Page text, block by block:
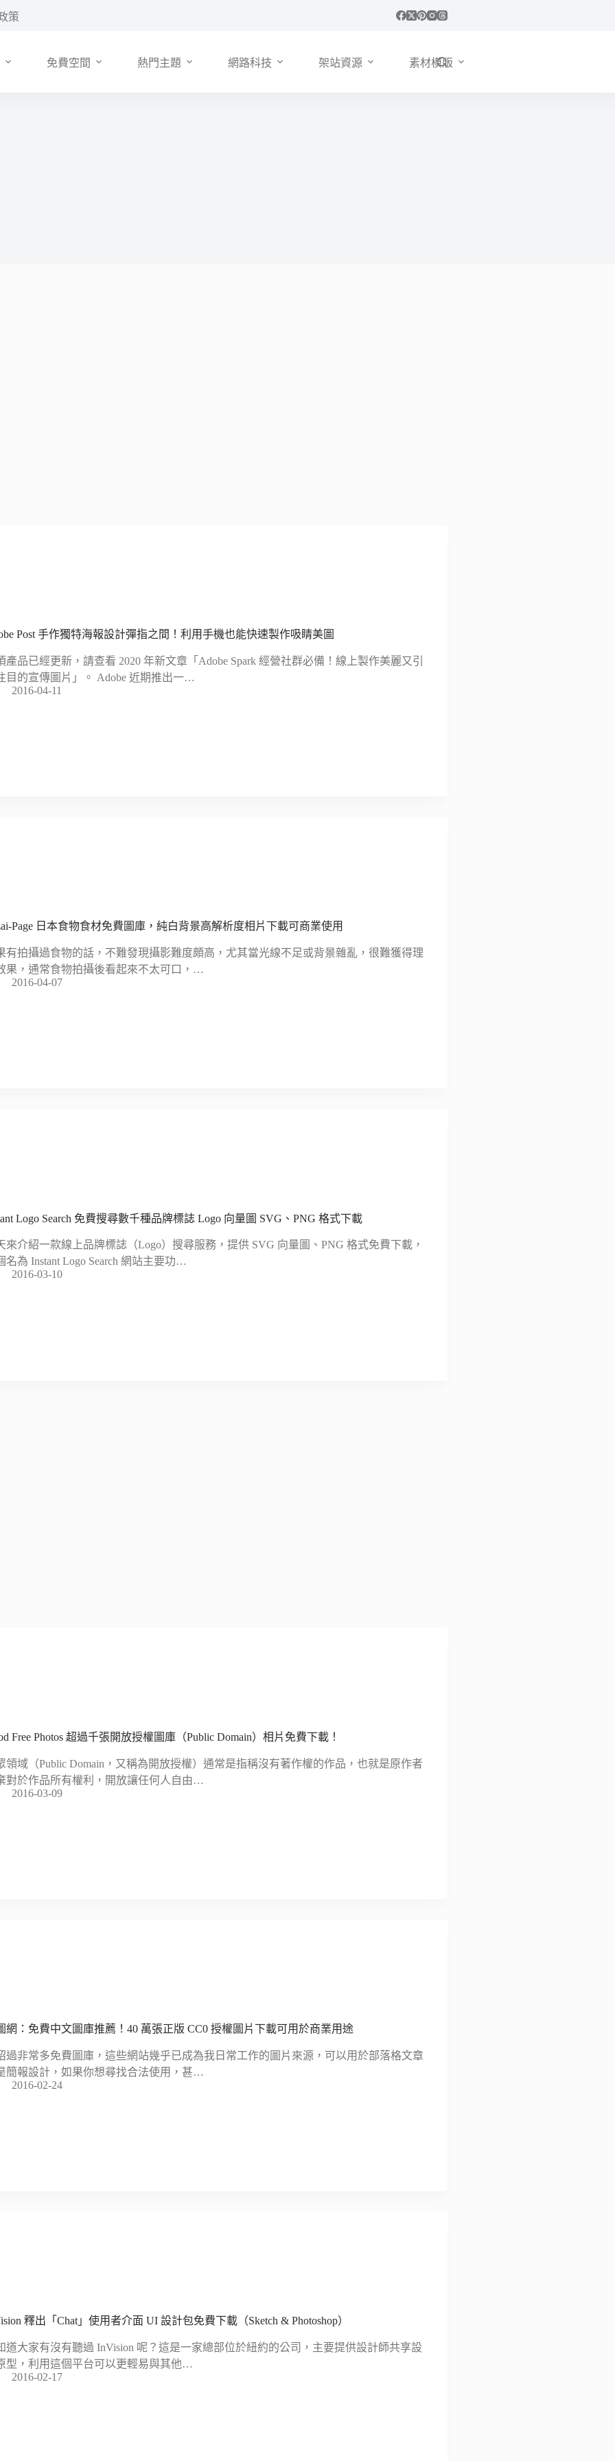
策
免費空間 熱門主題 網路科技 架站資源 素材模版
Post 手作獨特海報設計彈指之間！利用手機也能快速製作吸睛美圖
產品已經更新，請查看 2020 年新文章「Adobe Spark 經營社群必備！線上製作美麗又引
目的宣傳圖片」。 Adobe 近期推出一…
2016-04-11
Page 日本食物食材免費圖庫，純白背景高解析度相片下載可商業使用
有拍攝過食物的話，不難發現攝影難度頗高，尤其當光線不足或背景雜亂，很難獲得理
果，通常食物拍攝後看起來不太可口，…
2016-04-07
Logo Search 免費搜尋數千種品牌標誌 Logo 向量圖 SVG、PNG 格式下載
來介紹一款線上品牌標誌（Logo）搜尋服務，提供 SVG 向量圖、PNG 格式免費下載，
名為 Instant Logo Search 網站主要功…
2016-03-10
Free Photos 超過千張開放授權圖庫（Public Domain）相片免費下載！
領域（Public Domain，又稱為開放授權）通常是指稱沒有著作權的作品，也就是原作者
對於作品所有權利，開放讓任何人自由…
2016-03-09
網：免費中文圖庫推薦！40 萬張正版 CC0 授權圖片下載可用於商業用途
過非常多免費圖庫，這些網站幾乎已成為我日常工作的圖片來源，可以用於部落格文章
簡報設計，如果你想尋找合法使用，甚…
2016-02-24
釋出「Chat」使用者介面 UI 設計包免費下載（Sketch & Photoshop）
道大家有沒有聽過 InVision 呢？這是一家總部位於紐約的公司，主要提供設計師共享設
型，利用這個平台可以更輕易與其他…
2016-02-17